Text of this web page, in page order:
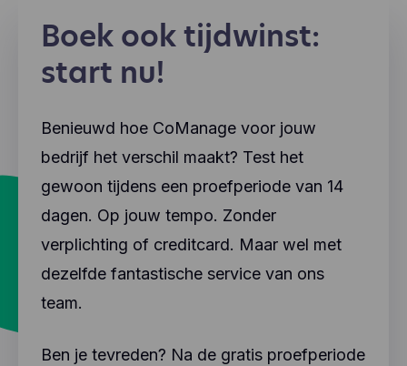
Boek ook tijdwinst:
start nu!
Benieuwd hoe CoManage voor jouw
bedrijf het verschil maakt? Test het
gewoon tijdens een proefperiode van 14
dagen. Op jouw tempo. Zonder
verplichting of creditcard. Maar wel met
dezelfde fantastische service van ons
team.
Ben je tevreden? Na de gratis proefperiode